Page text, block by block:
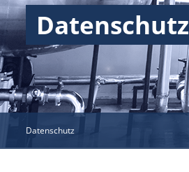
Datenschutz
Datenschutz